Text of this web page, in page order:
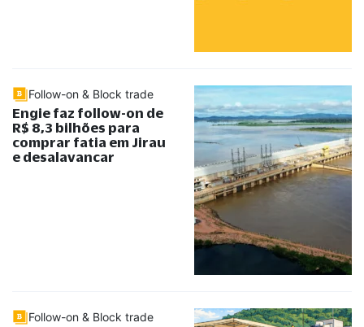
Follow-on & Block trade
Engie faz follow-on de
R$ 8,3 bilhões para
comprar fatia em Jirau
e desalavancar
Follow-on & Block trade